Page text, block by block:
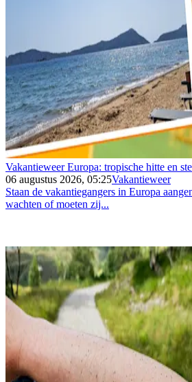
Vakantieweer Europa: tropische hitte en
06 augustus 2026, 05:25Vakantieweer
Staan de vakantiegangers in Europa
wachten of moeten zij...